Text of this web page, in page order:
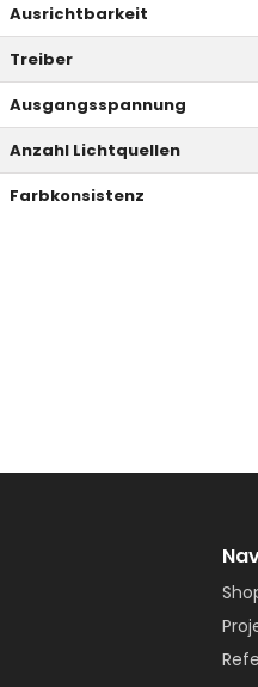
Ausrichtbarkeit
Treiber
Ausgangsspannung
Anzahl Lichtquellen
Farbkonsistenz